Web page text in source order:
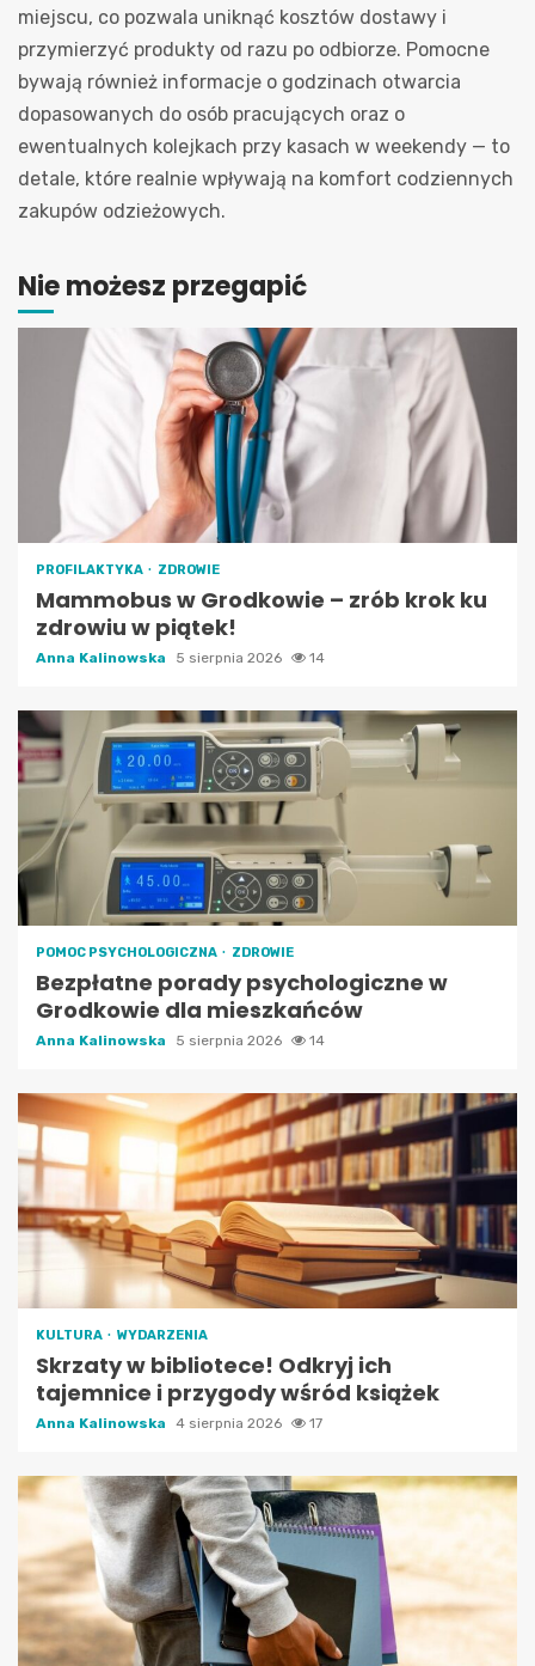
miejscu, co pozwala uniknąć kosztów dostawy i
przymierzyć produkty od razu po odbiorze. Pomocne
bywają również informacje o godzinach otwarcia
dopasowanych do osób pracujących oraz o
ewentualnych kolejkach przy kasach w weekendy — to
detale, które realnie wpływają na komfort codziennych
zakupów odzieżowych.
Nie możesz przegapić
PROFILAKTYKA ZDROWIE
Mammobus w Grodkowie – zrób krok ku
zdrowiu w piątek!
Anna Kalinowska 5 sierpnia 2026 14
POMOC PSYCHOLOGICZNA ZDROWIE
Bezpłatne porady psychologiczne w
Grodkowie dla mieszkańców
Anna Kalinowska 5 sierpnia 2026 14
KULTURA WYDARZENIA
Skrzaty w bibliotece! Odkryj ich
tajemnice i przygody wśród książek
Anna Kalinowska 4 sierpnia 2026 17